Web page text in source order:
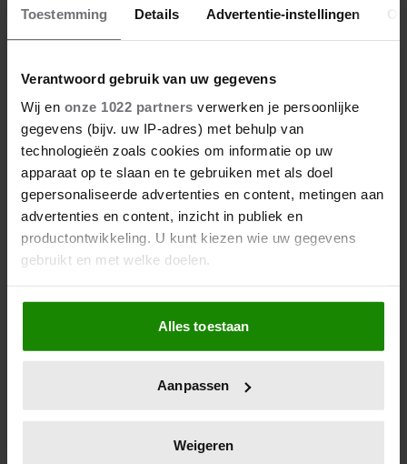
Toestemming Details Advertentie-instellingen
Verantwoord gebruik van uw gegevens
Wij en onze 1022 partners verwerken je persoonlijke
gegevens (bijv. uw IP-adres) met behulp van
technologieën zoals cookies om informatie op uw
apparaat op te slaan en te gebruiken met als doel
gepersonaliseerde advertenties en content, metingen aan
advertenties en content, inzicht in publiek en
productontwikkeling. U kunt kiezen wie uw gegevens
gebruikt en met welke doelen.
Als u het toestaat, willen we ook graag:
Informatie verzamelen over uw geografische
locatie, die tot een paar meter nauwkeurig kan zijn
scannen op specifieke eigenschappen (fingerprinting)
verwerkt en stel uw voorkeuren in het
Alles toestaan
Aanpassen
Weigeren
KONING WILLEM-ALEXANDER
JARIG: ZIJN MOOISTE
PORTRETTEN DOOR DE JAREN
HEEN
DOKKUM PAKT UIT VOOR